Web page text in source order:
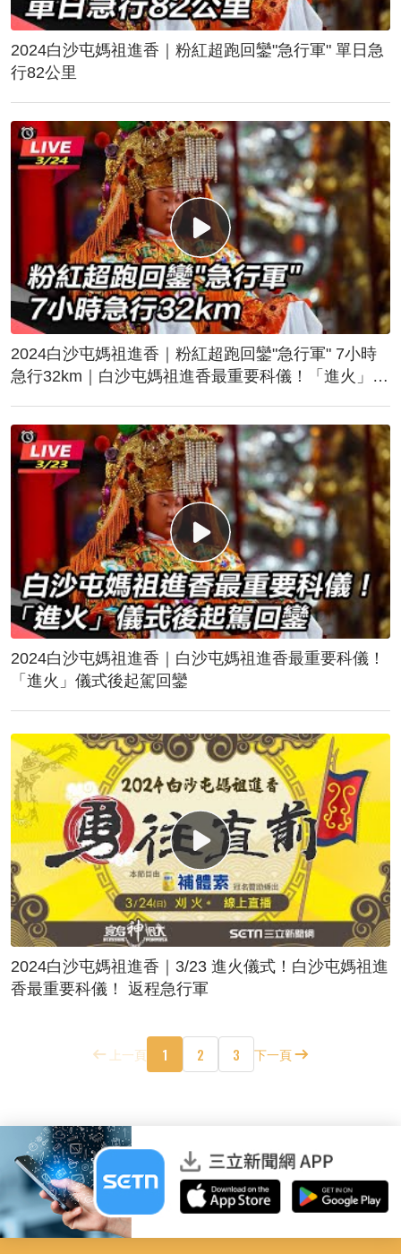
2024白沙屯媽祖進香｜粉紅超跑回鑾"急行軍" 單日急
行82公里
2024白沙屯媽祖進香｜粉紅超跑回鑾"急行軍" 7小時
急行32km｜白沙屯媽祖進香最重要科儀！「進火」儀
2024白沙屯媽祖進香｜白沙屯媽祖進香最重要科儀！
「進火」儀式後起駕回鑾
2024白沙屯媽祖進香｜3/23 進火儀式！白沙屯媽祖進
香最重要科儀！ 返程急行軍
上一頁 1 2 3 下一頁